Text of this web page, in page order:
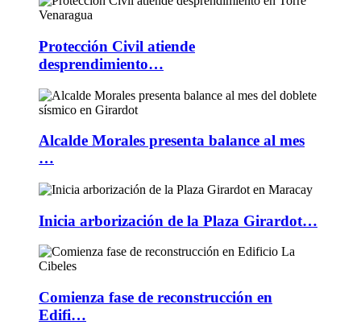
Protección Civil atiende
desprendimiento…
Alcalde Morales presenta balance al mes
…
Inicia arborización de la Plaza Girardot…
Comienza fase de reconstrucción en
Edifi…